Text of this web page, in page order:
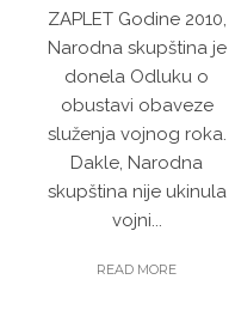
ZAPLET Godine 2010,
Narodna skupština je
donela Odluku o
obustavi obaveze
služenja vojnog roka.
Dakle, Narodna
skupština nije ukinula
vojni...
READ MORE